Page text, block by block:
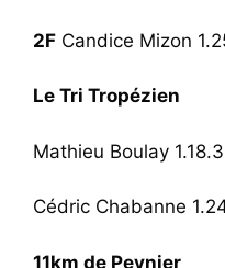
2F Candice Mizon
Le Tri Tropézien
Mathieu Boulay
Cédric Chabanne
11km de Peynier